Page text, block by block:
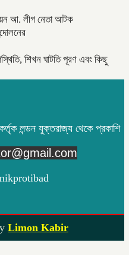
আ. লীগ নেতা আটক
শিখন ঘাটতি পূরণ এবং কিছু
লন্ডন যুক্তরাজ্য থেকে প্রকাশি
Limon Kabir